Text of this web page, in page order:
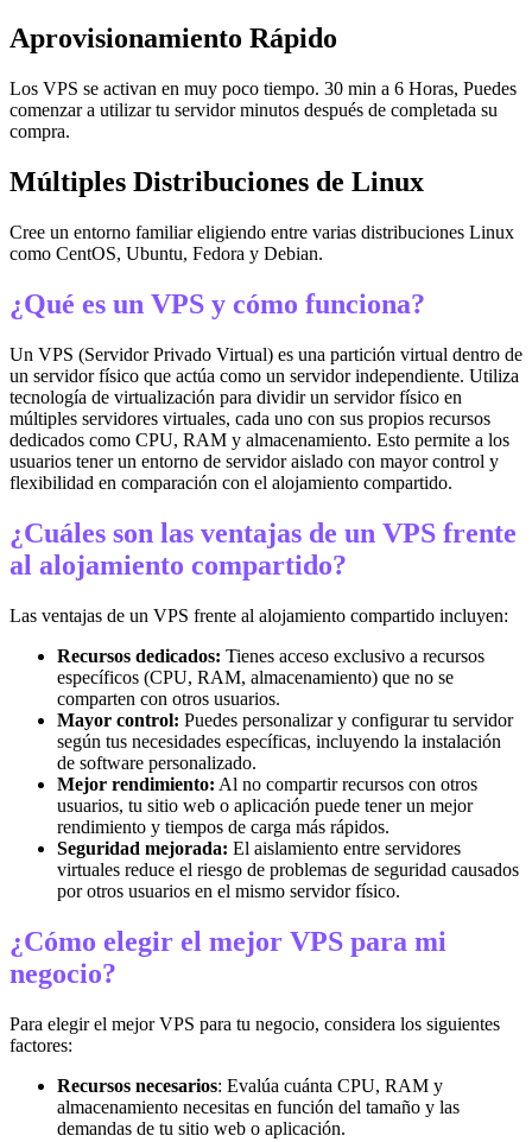
Aprovisionamiento Rápido
Los VPS se activan en muy poco tiempo. 30 min a 6 Horas, Puedes
comenzar a utilizar tu servidor minutos después de completada su
compra.
Múltiples Distribuciones de Linux
Cree un entorno familiar eligiendo entre varias distribuciones Linux
como CentOS, Ubuntu, Fedora y Debian.
¿Qué es un VPS y cómo funciona?
Un VPS (Servidor Privado Virtual) es una partición virtual dentro de
un servidor físico que actúa como un servidor independiente. Utiliza
tecnología de virtualización para dividir un servidor físico en
múltiples servidores virtuales, cada uno con sus propios recursos
dedicados como CPU, RAM y almacenamiento. Esto permite a los
usuarios tener un entorno de servidor aislado con mayor control y
flexibilidad en comparación con el alojamiento compartido.
¿Cuáles son las ventajas de un VPS frente
al alojamiento compartido?
Las ventajas de un VPS frente al alojamiento compartido incluyen:
Recursos dedicados: Tienes acceso exclusivo a recursos
específicos (CPU, RAM, almacenamiento) que no se
comparten con otros usuarios.
Mayor control: Puedes personalizar y configurar tu servidor
según tus necesidades específicas, incluyendo la instalación
de software personalizado.
Mejor rendimiento: Al no compartir recursos con otros
usuarios, tu sitio web o aplicación puede tener un mejor
rendimiento y tiempos de carga más rápidos.
Seguridad mejorada: El aislamiento entre servidores
virtuales reduce el riesgo de problemas de seguridad causados
por otros usuarios en el mismo servidor físico.
¿Cómo elegir el mejor VPS para mi
negocio?
Para elegir el mejor VPS para tu negocio, considera los siguientes
factores:
Recursos necesarios: Evalúa cuánta CPU, RAM y
almacenamiento necesitas en función del tamaño y las
demandas de tu sitio web o aplicación.